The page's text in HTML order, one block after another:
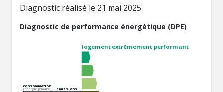
Diagnostic réalisé le 21 mai 2025
Diagnostic de performance énergétique (DPE)
logement extrêmement performant
consommation
(énergie primaire) émissions